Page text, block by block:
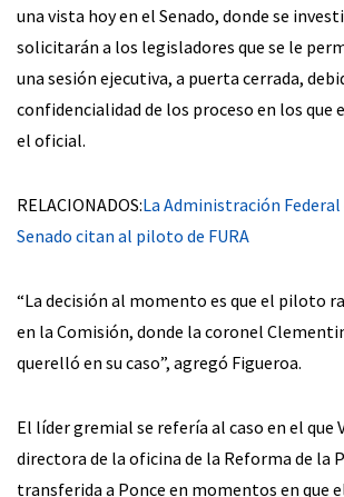
una vista hoy en el Senado, donde se
solicitarán a los legisladores que se le
una sesión ejecutiva, a puerta cerrada,
confidencialidad de los proceso en los que
el oficial.
RELACIONADOS:La Administración Federal
Senado citan al piloto de FURA
“La decisión al momento es que el piloto
en la Comisión, donde la coronel
querelló en su caso”, agregó Figueroa.
El líder gremial se refería al caso en el que
directora de la oficina de la Reforma de la
transferida a Ponce en momentos en que